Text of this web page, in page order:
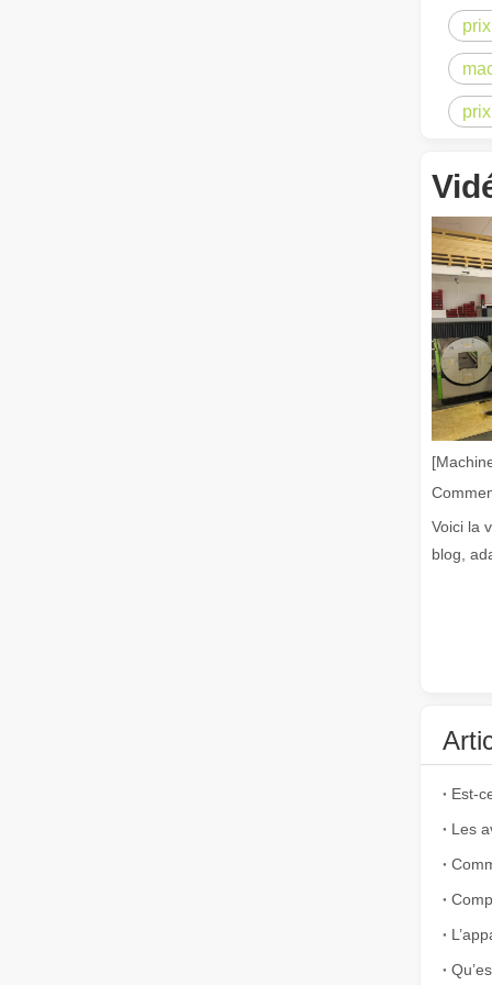
Qu’est-ce que la découpe laser ? La science de la
Dans le domaine du traitement et de la restauration
Les machines de découpe laser sont un outil
Dans la fabrication et l’ingénierie modernes, la
Voici la
blog,
Est-